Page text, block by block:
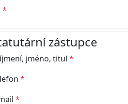
*
zástupce
jméno, titul *
*
*